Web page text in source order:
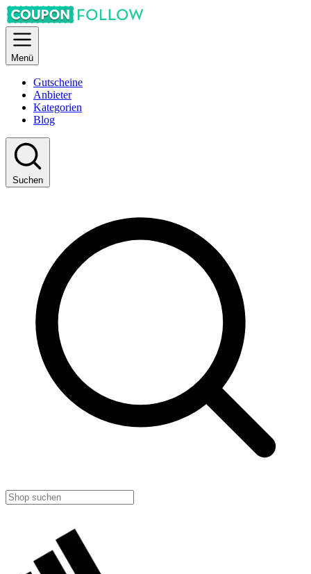
Menü
Gutscheine
Anbieter
Kategorien
Blog
Suchen